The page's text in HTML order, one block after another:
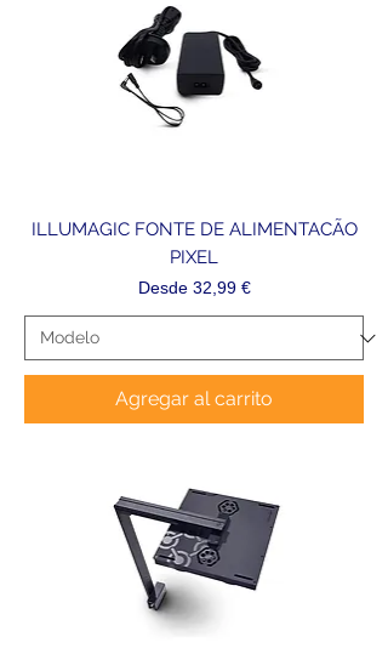
ILLUMAGIC FONTE DE ALIMENTACÃO
PIXEL
Desde 32,99 €
Precio de oferta
Agregar al carrito